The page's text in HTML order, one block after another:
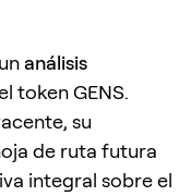
análisis
token GENS.
su
de ruta futura
integral sobre el